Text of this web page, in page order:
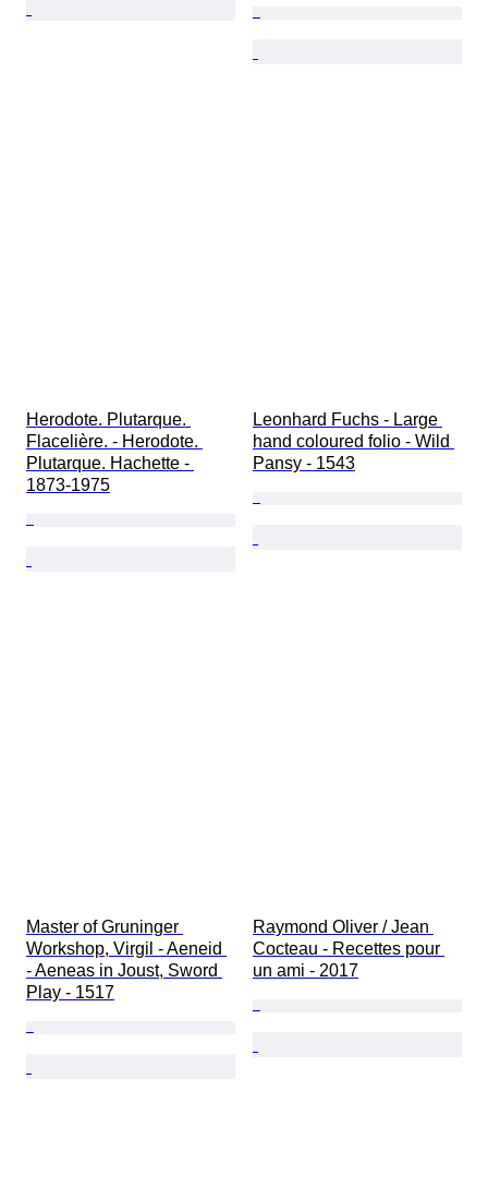
Herodote. Plutarque.
Flacelière. - Herodote.
Plutarque. Hachette -
1873-1975
Leonhard Fuchs - Large
hand coloured folio - Wild
Pansy - 1543
Master of Gruninger
Workshop, Virgil - Aeneid
- Aeneas in Joust, Sword
Play - 1517
Raymond Oliver / Jean
Cocteau - Recettes pour
un ami - 2017